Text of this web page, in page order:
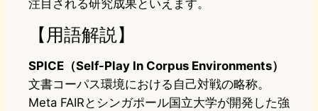
注目される研究成果といえます。
【用語解説】
SPICE（Self-Play In Corpus Environments）
文書コーパス環境における自己対戦の略称。
Meta FAIRとシンガポール国立大学が開発した強